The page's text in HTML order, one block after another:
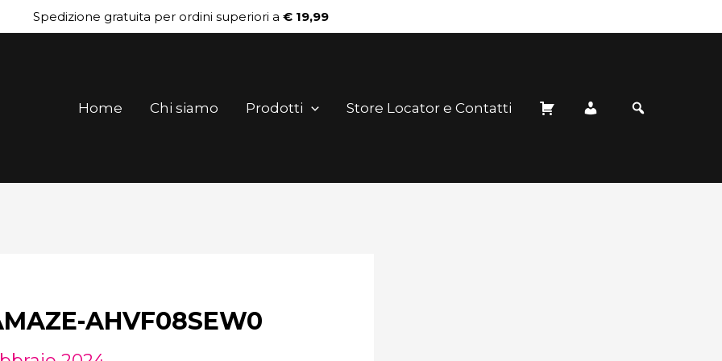
Spedizione gratuita per ordini superiori a € 19,99
Home Chi siamo Prodotti Store Locator e Contatti
AHVF08SEW0